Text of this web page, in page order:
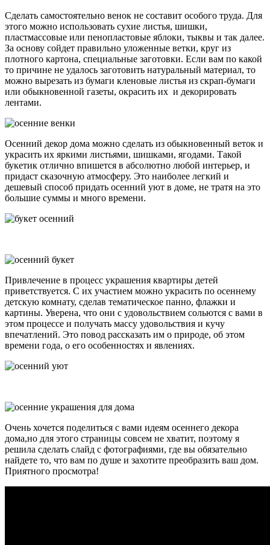
Сделать самостоятельно венок не составит особого труда. Для
этого можно использовать сухие листья, шишки,
пластмассовые или пенопластовые яблоки, тыквы и так далее.
За основу сойдет правильно уложенные ветки, круг из
плотного картона, специальные заготовки. Если вам по какой
то причине не удалось заготовить натуральный материал, то
можно вырезать из бумаги кленовые листья из скрап-бумаги
или обыкновенной газеты, окрасить их и декорировать
лентами.
Осенний декор дома можно сделать из обыкновенный веток и
украсить их яркими листьями, шишками, ягодами. Такой
букетик отлично впишется в абсолютно любой интерьер, и
придаст сказочную атмосферу. Это наиболее легкий и
дешевый способ придать осенний уют в доме, не тратя на это
большие суммы и много времени.
Привлечение в процесс украшения квартиры детей
приветствуется. С их участием можно украсить по осеннему
детскую комнату, сделав тематическое панно, флажки и
картины. Уверена, что они с удовольствием сольются с вами в
этом процессе и получать массу удовольствия и кучу
впечатлений. Это повод рассказать им о природе, об этом
времени года, о его особенностях и явлениях.
Очень хочется поделиться с вами идеям осеннего декора
дома,но для этого страницы совсем не хватит, поэтому я
решила сделать слайд с фотографиями, где вы обязательно
найдете то, что вам по душе и захотите преобразить ваш дом.
Приятного просмотра!